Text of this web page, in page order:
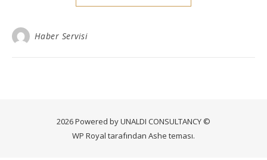
Haber Servisi
2026 Powered by UNALDI CONSULTANCY ©
WP Royal tarafından Ashe teması.